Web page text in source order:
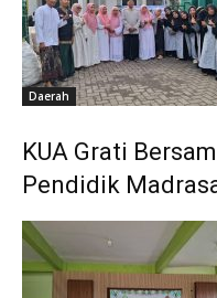
Daerah
KUA Grati
Pendidik